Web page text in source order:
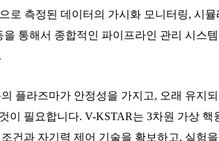
로 측정된 데이터의 가시화 모니터링, 시
통해서 종합적인 파이프라인 관리 시스
플라즈마가 안정성을 가지고, 오래 유지
이 필요합니다. V-KSTAR는 3차원 가상 핵
건과 자기력 제어 기술을 확보하고, 실험